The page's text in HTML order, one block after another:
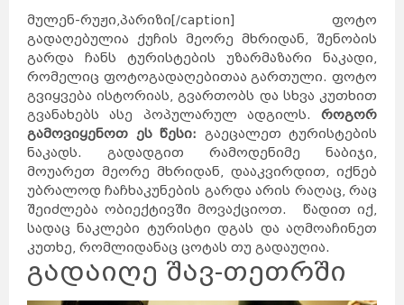
მულენ-რუჟი,პარიზი[/caption] ფოტო
გადაღებულია ქუჩის მეორე მხრიდან, შენობის
გარდა ჩანს ტურისტების უზარმაზარი ნაკადი,
რომელიც ფოტოგადაღებითაა გართული. ფოტო
გვიყვება ისტორიას, გვართობს და სხვა კუთხით
გვანახებს ასე პოპულარულ ადგილს. როგორ
გამოვიყენოთ ეს წესი: გაეცალეთ ტურისტების
ნაკადს. გადადგით რამოდენიმე ნაბიჯი,
მოუარეთ მეორე მხრიდან, დააკვირდით, იქნებ
უბრალოდ ჩაჩხაკუნების გარდა არის რაღაც, რაც
შეიძლება ობიექტივში მოვაქციოთ. წადით იქ,
სადაც ნაკლები ტურისტი დგას და აღმოაჩინეთ
კუთხე, რომლიდანაც ცოტას თუ გადაუღია.
გადაიღე შავ-თეთრში